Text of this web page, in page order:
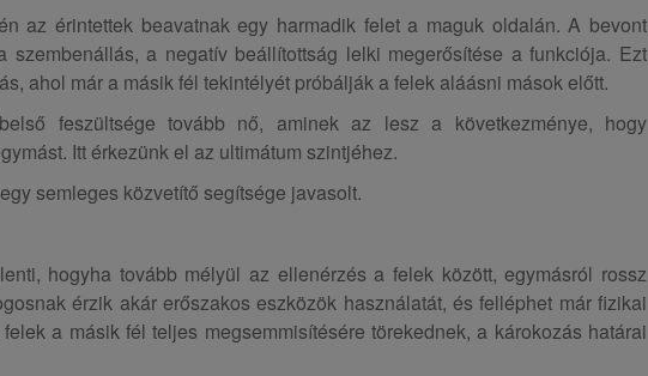
az érintettek beavatnak egy harmadik felet a maguk oldalán. A bevont
szembenállás, a negatív beállítottság lelki megerősítése a funkciója. Ezt
ahol már a másik fél tekintélyét próbálják a felek aláásni mások előtt.
feszültsége tovább nő, aminek az lesz a következménye, hogy
Itt érkezünk el az ultimátum szintjéhez.
semleges közvetítő segítsége javasolt.
hogyha tovább mélyül az ellenérzés a felek között, egymásról rossz
érzik akár erőszakos eszközök használatát, és felléphet már fizikai
a másik fél teljes megsemmisítésére törekednek, a károkozás határai